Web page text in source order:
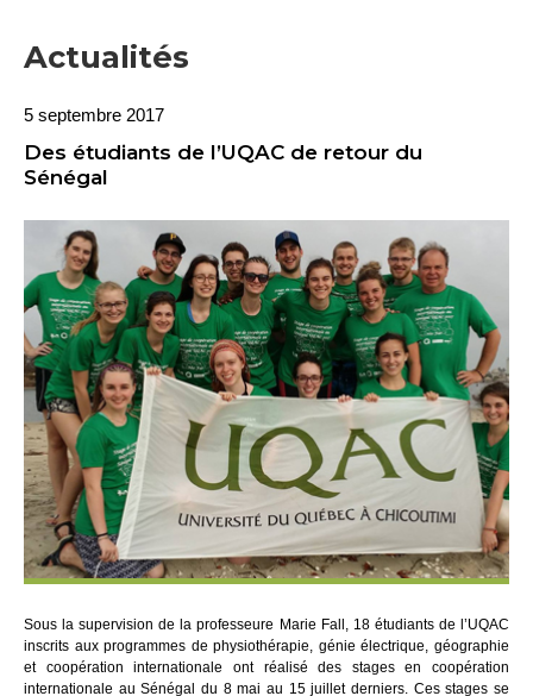
Actualités
5 septembre 2017
Des étudiants de l’UQAC de retour du
Sénégal
Sous la supervision de la professeure Marie Fall, 18 étudiants de l’UQAC
inscrits aux programmes de physiothérapie, génie électrique, géographie
et coopération internationale ont réalisé des stages en coopération
internationale au Sénégal du 8 mai au 15 juillet derniers. Ces stages se